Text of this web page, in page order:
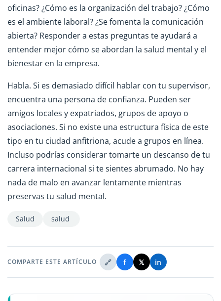
oficinas? ¿Cómo es la organización del trabajo? ¿Cómo
es el ambiente laboral? ¿Se fomenta la comunicación
abierta? Responder a estas preguntas te ayudará a
entender mejor cómo se abordan la salud mental y el
bienestar en la empresa.
Habla. Si es demasiado difícil hablar con tu supervisor,
encuentra una persona de confianza. Pueden ser
amigos locales y expatriados, grupos de apoyo o
asociaciones. Si no existe una estructura física de este
tipo en tu ciudad anfitriona, acude a grupos en línea.
Incluso podrías considerar tomarte un descanso de tu
carrera internacional si te sientes abrumado. No hay
nada de malo en avanzar lentamente mientras
preservas tu salud mental.
Salud salud
COMPARTE ESTE ARTÍCULO 🔗 f 𝕏 in